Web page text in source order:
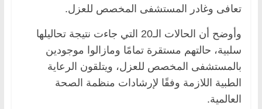
تعافى وغادر المستشفى المخصص للعزل.
وأوضح أن الحالات الـ20 التي جاءت نتيجة تحاليلها
سلبية، حالتهم مستقرة تمامًا ومازالوا موجودين
بالمستشفى المخصص للعزل، ويتلقون الرعاية
الطبية اللازمة وفقًا لإرشادات منظمة الصحة
العالمية.